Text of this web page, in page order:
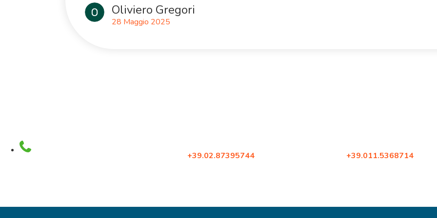
Oliviero Gregori
28 Maggio 2025
+39.02.87395744
+39.011.5368714